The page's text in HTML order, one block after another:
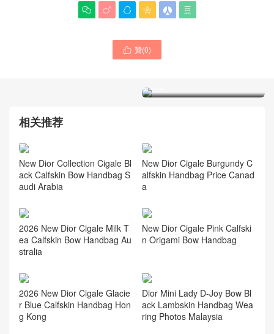
     
 贊(0)
迪奧包包限定版 新加坡專賣
店價格多少錢 Lady Dior 迷
Dior包包官方网站 Lady Dior
相关推荐
New Dior Collection Cigale Bl
ack Calfskin Bow Handbag S
audi Arabia
New Dior Cigale Burgundy C
alfskin Handbag Price Canad
a